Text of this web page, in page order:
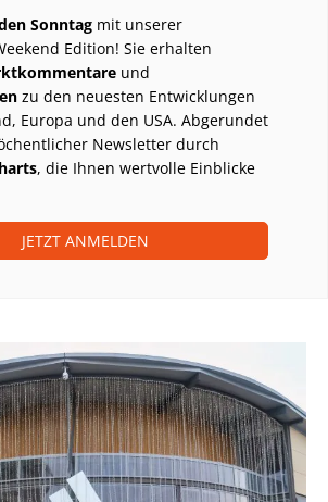
Sonntag mit unserer
Edition! Sie erhalten
und
zu den neuesten Entwicklungen
Europa und den USA. Abgerundet
Newsletter durch
, die Ihnen wertvolle Einblicke
JETZT ANMELDEN